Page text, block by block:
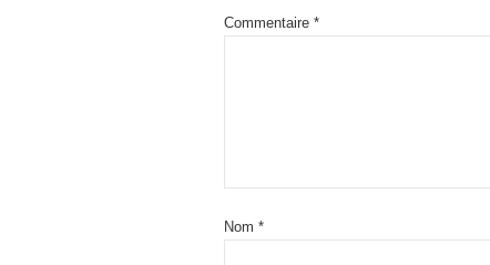
Commentaire *
Nom *